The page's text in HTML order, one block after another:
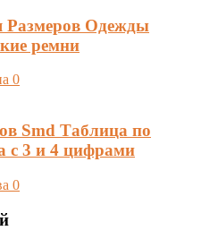
Размеров Одежды
ремни
0
Smd Таблица по
с 3 и 4 цифрами
0